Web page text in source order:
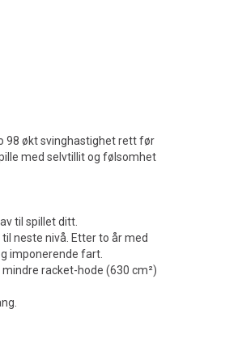
98 økt svinghastighet rett før
med selvtillit og følsomhet
til spillet ditt.
neste nivå. Etter to år med
imponerende fart.
racket-hode (630 cm²)